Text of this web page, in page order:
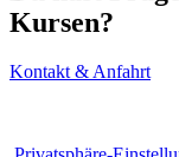
Kursen?
Kontakt & Anfahrt